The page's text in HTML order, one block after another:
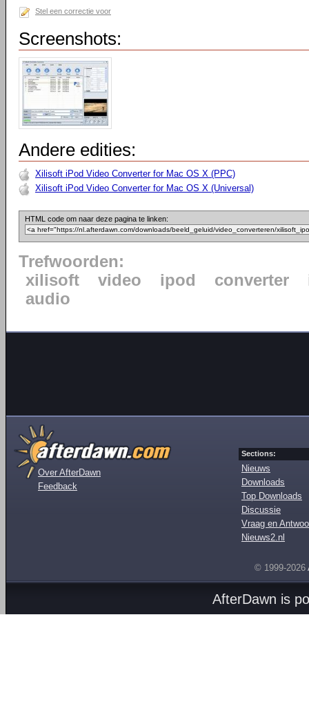
Stel een correctie voor
Screenshots:
Andere edities:
Xilisoft iPod Video Converter for Mac OS X (PPC)
Xilisoft iPod Video Converter for Mac OS X (Universal)
HTML code om naar deze pagina te linken:
Trefwoorden:
xilisoft
video ipod converter
audio
Over AfterDawn
Feedback
Sections:
Nieuws
Downloads
Top Downloads
Discussie
Vraag en
Nieuws2.nl
© 1999-2026
AfterDawn is